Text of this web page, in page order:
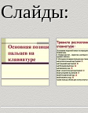
Слайды: